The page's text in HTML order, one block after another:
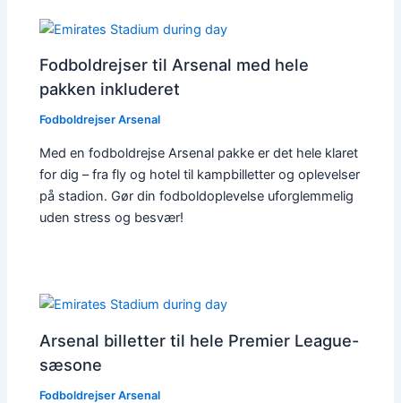
Fodboldrejser til Arsenal med hele
pakken inkluderet
Fodboldrejser Arsenal
Med en fodboldrejse Arsenal pakke er det hele klaret
for dig – fra fly og hotel til kampbilletter og oplevelser
på stadion. Gør din fodboldoplevelse uforglemmelig
uden stress og besvær!
Arsenal billetter til hele Premier League-
sæsone
Fodboldrejser Arsenal